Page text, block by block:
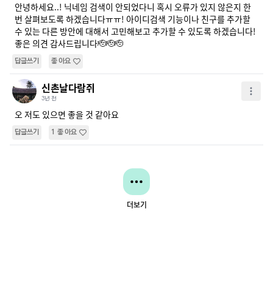
안녕하세요..! 닉네임 검색이 안되었다니 혹시 오류가 있지 않은지 한
번 살펴보도록 하겠습니다ㅠㅠ! 아이디검색 기능이나 친구를 추가할
수 있는 다른 방안에 대해서 고민해보고 추가할 수 있도록 하겠습니다!
좋은 의견 감사드립니다🫡🫡🫡
답글쓰기 좋아요
신촌날다람쥐
3년 전
오 저도 있으면 좋을 것 같아요
답글쓰기 1 좋아요
더보기